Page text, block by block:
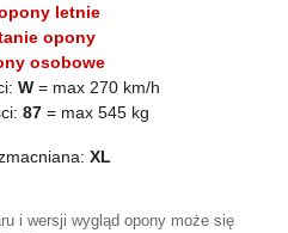
letnie
opony
osobowe
W = max 270 km/h
87 = max 545 kg
XL
i wersji wygląd opony może się